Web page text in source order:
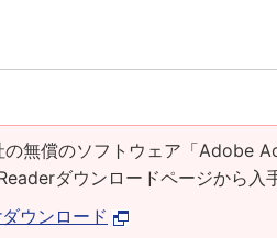
無償のソフトウェア「Adobe
ダウンロードページから入
ウンロード